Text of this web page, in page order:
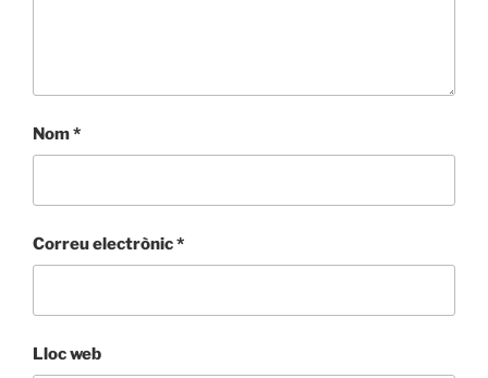
Nom*
Correu electrònic*
Lloc web